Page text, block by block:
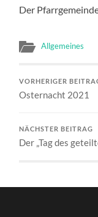
Der
Allgemeines
VORHERIGER
Osternacht 2021
NÄCHSTER BEITRAG
Der „Tag des